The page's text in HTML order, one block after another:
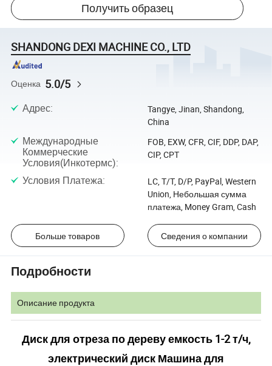
Получить образец
SHANDONG DEXI MACHINE CO., LTD
Оценка 5.0/5
Адрес:
Tangye, Jinan, Shandong,
China
Международные
Коммерческие
Условия(Инкотермс):
FOB, EXW, CFR, CIF, DDP, DAP,
CIP, CPT
Условия Платежа:
LC, T/T, D/P, PayPal, Western
Union, Небольшая сумма
платежа, Money Gram, Cash
Больше товаров Сведения о компании
Подробности
Описание продукта
Диск для отреза по дереву емкость 1-2 т/ч,
электрический диск Машина для